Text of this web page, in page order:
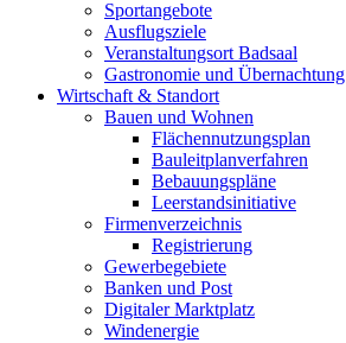
Sportangebote
Ausflugsziele
Veranstaltungsort Badsaal
Gastronomie und Übernachtung
Wirtschaft & Standort
Bauen und Wohnen
Flächennutzungsplan
Bauleitplanverfahren
Bebauungspläne
Leerstandsinitiative
Firmenverzeichnis
Registrierung
Gewerbegebiete
Banken und Post
Digitaler Marktplatz
Windenergie